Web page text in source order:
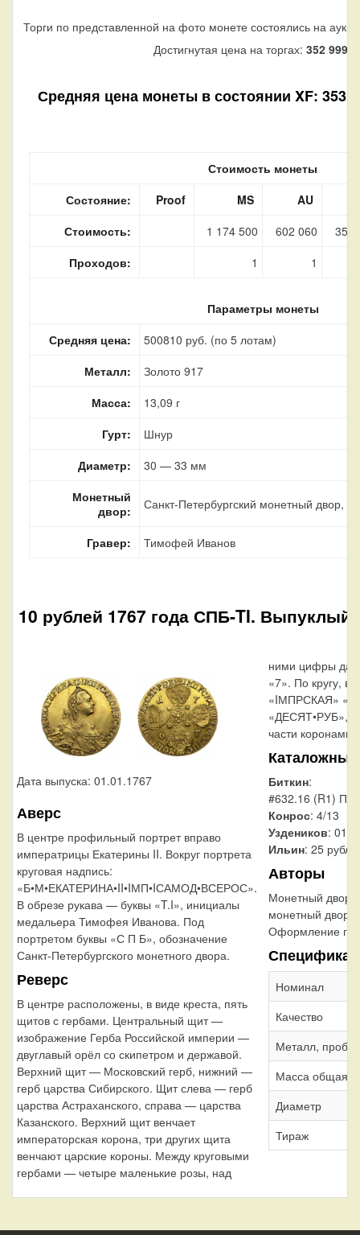
Торги по представленной на фото монете состоялись на
Достигнутая цена на торгах: 352 999
Средняя цена монеты в состоянии XF: 353
Стоимость монеты
Состояние:
Proof MS AU
Стоимость:
1 174 500 602 060
353
Проходов:
1 1
Параметры монеты
Средняя цена:
500810 руб. (по 5 лотам)
Металл:
Золото 917
Масса:
13,09 г
Гурт:
Шнур
Диаметр:
30 — 33 мм
Монетный
двор:
Санкт-Петербургский монетный двор, г.
Гравер: Тимофей Иванов
10 рублей 1767 года СПБ-TI.
Дата выпуска: 01.01.1767
Аверс
В центре профильный портрет вправо
императрицы Екатерины II. Вокруг портрета
круговая надпись:
«Б•М•ЕКАТЕРИНА•II•IМП•IСАМОД•ВСЕРОС».
В обрезе рукава — буквы «T.I», инициалы
медальера Тимофея Иванова. Под
портретом буквы «С П Б», обозначение
Санкт-Петербургского монетного двора.
Реверс
В центре расположены, в виде креста, пять
щитов с гербами. Центральный щит —
изображение Герба Российской империи —
двуглавый орёл со скипетром и державой.
Верхний щит — Московский герб, нижний —
герб царства Сибирского. Щит слева — герб
царства Астраханского, справа — царства
Казанского. Верхний щит венчает
императорская корона, три других щита
венчают царские короны. Между круговыми
гербами — четыре маленькие розы, над
ними цифры
«7». По кругу,
«IМПРСКАЯ»
«ДЕСЯТ•РУБ»,
части коронами.
Биткин:
#632.16 (R1)
Конрос: 4/13
Уздеников:
Ильин: 25
Авторы
Монетный двор:
монетный двор
Оформление
Номинал
Качество
Металл, проба
Масса общая
Диаметр
Тираж